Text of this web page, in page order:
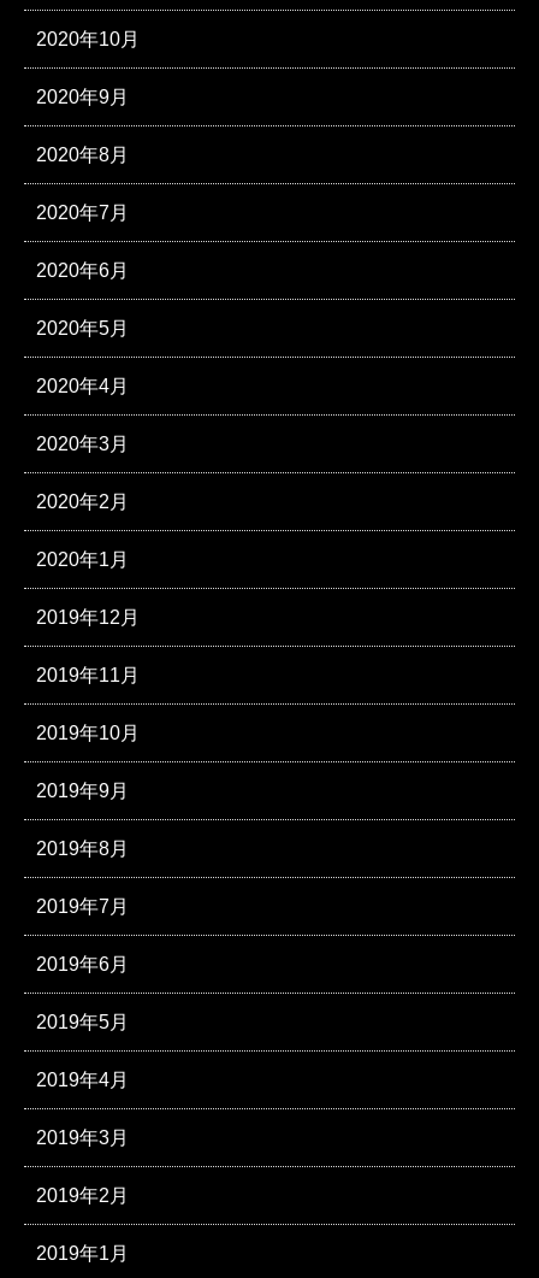
2020年10月
2020年9月
2020年8月
2020年7月
2020年6月
2020年5月
2020年4月
2020年3月
2020年2月
2020年1月
2019年12月
2019年11月
2019年10月
2019年9月
2019年8月
2019年7月
2019年6月
2019年5月
2019年4月
2019年3月
2019年2月
2019年1月